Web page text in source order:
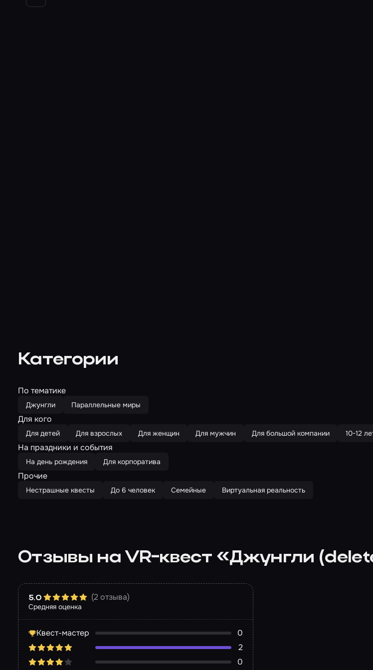
Категории
По тематике
Джунгли Параллельные миры
Для кого
Для детей Для взрослых Для женщин Для мужчин Для большой компании 10-12
На праздники и события
На день рождения Для корпоратива
Прочие
Нестрашные квесты До 6 человек Семейные Виртуальная реальность
Отзывы на VR-квест «Джунгли
Средняя оценка
5.0 (2 отзыва)
Квест-мастер
0
2
0